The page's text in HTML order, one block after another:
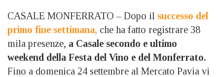
CASALE MONFERRATO – Dopo il successo del
primo fine settimana, che ha fatto registrare 38
mila presenze, a Casale secondo e ultimo
weekend della Festa del Vino e del Monferrato.
Fino a domenica 24 settembre al Mercato Pavia vi